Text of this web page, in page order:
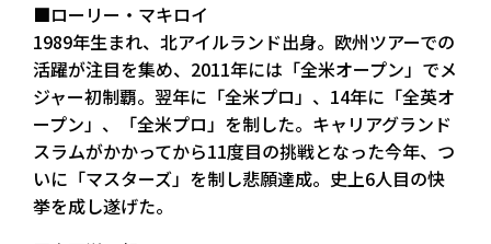
■ローリー・マキロイ
1989年生まれ、北アイルランド出身。欧州ツアーでの
活躍が注目を集め、2011年には「全米オープン」でメ
ジャー初制覇。翌年に「全米プロ」、14年に「全英オ
ープン」、「全米プロ」を制した。キャリアグランド
スラムがかかってから11度目の挑戦となった今年、つ
いに「マスターズ」を制し悲願達成。史上6人目の快
挙を成し遂げた。